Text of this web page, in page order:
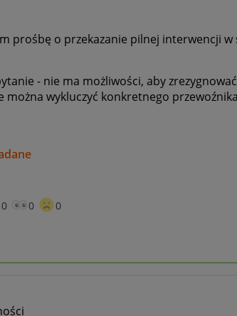
prośbę o przekazanie pilnej interwencji w
- nie ma możliwości, aby
można wykluczyć konkretnego
0 0 0